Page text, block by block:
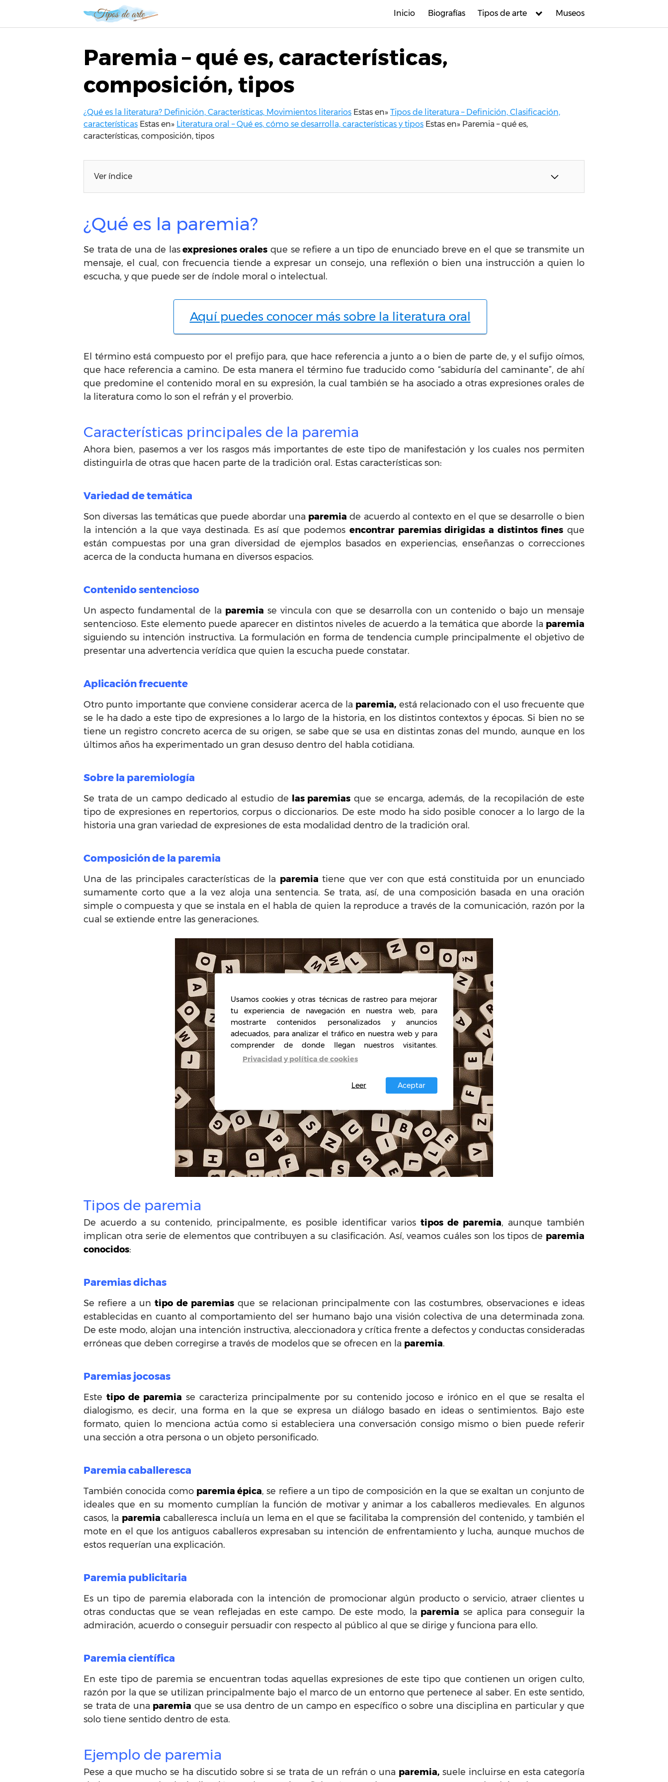
l
Inicio Biografías Tipos de arte Museos
Paremia – qué es, características,
composición, tipos
¿Qué es la literatura? Definición, Características, Movimientos literarios Estas en» Tipos de literatura – Definición, Clasificación,
características Estas en» Literatura oral – Qué es, cómo se desarrolla, características y tipos Estas en» Paremia – qué es,
características, composición, tipos
Ver índice
¿Qué es la paremia?
Se trata de una de lasexpresiones orales que se refiere a un tipo de enunciado breve en el que se transmite un
mensaje, el cual, con frecuencia tiende a expresar un consejo, una reflexión o bien una instrucción a quien lo
escucha, y que puede ser de índole moral o intelectual.
Aquí puedes conocer más sobre la literatura oral
El término está compuesto por el prefijo para, que hace referencia a junto a o bien de parte de, y el sufijo oímos,
que hace referencia a camino. De esta manera el término fue traducido como “sabiduría del caminante”, de ahí
que predomine el contenido moral en su expresión, la cual también se ha asociado a otras expresiones orales de
la literatura como lo son el refrán y el proverbio.
Características principales de la paremia
Ahora bien, pasemos a ver los rasgos más importantes de este tipo de manifestación y los cuales nos permiten
distinguirla de otras que hacen parte de la tradición oral. Estas características son:
Variedad de temática
Son diversas las temáticas que puede abordar una paremia de acuerdo al contexto en el que se desarrolle o bien
la intención a la que vaya destinada. Es así que podemosencontrar paremias dirigidas a distintos fines que
están compuestas por una gran diversidad de ejemplos basados en experiencias, enseñanzas o correcciones
acerca de la conducta humana en diversos espacios.
Contenido sentencioso
Un aspecto fundamental de la paremia se vincula con que se desarrolla con un contenido o bajo un mensaje
sentencioso. Este elemento puede aparecer en distintos niveles de acuerdo a la temática que aborde la paremia
siguiendo su intención instructiva. La formulación en forma de tendencia cumple principalmente el objetivo de
presentar una advertencia verídica que quien la escucha puede constatar.
Aplicación frecuente
Otro punto importante que conviene considerar acerca de la paremia, está relacionado con el uso frecuente que
se le ha dado a este tipo de expresiones a lo largo de la historia, en los distintos contextos y épocas. Si bien no se
tiene un registro concreto acerca de su origen, se sabe que se usa en distintas zonas del mundo, aunque en los
últimos años ha experimentado un gran desuso dentro del habla cotidiana.
Sobre la paremiología
Se trata de un campo dedicado al estudio de las paremias que se encarga, además, de la recopilación de este
tipo de expresiones en repertorios, corpus o diccionarios. De este modo ha sido posible conocer a lo largo de la
historia una gran variedad de expresiones de esta modalidad dentro de la tradición oral.
Composición de la paremia
Una de las principales características de la paremia tiene que ver con que está constituida por un enunciado
sumamente corto que a la vez aloja una sentencia. Se trata, así, de una composición basada en una oración
simple o compuesta y que se instala en el habla de quien la reproduce a través de la comunicación, razón por la
cual se extiende entre las generaciones.
Tipos de paremia
De acuerdo a su contenido, principalmente, es posible identificar varios tipos de paremia, aunque también
implican otra serie de elementos que contribuyen a su clasificación. Así, veamos cuáles son los tipos de paremia
conocidos:
Paremias dichas
Se refiere a untipo de paremiasque se relacionan principalmente con las costumbres, observaciones e ideas
establecidas en cuanto al comportamiento del ser humano bajo una visión colectiva de una determinada zona.
De este modo, alojan una intención instructiva, aleccionadora y crítica frente a defectos y conductas consideradas
erróneas que deben corregirse a través de modelos que se ofrecen en la paremia.
Paremias jocosas
Este tipo de paremia se caracteriza principalmente por su contenido jocoso e irónico en el que se resalta el
dialogismo, es decir, una forma en la que se expresa un diálogo basado en ideas o sentimientos. Bajo este
formato, quien lo menciona actúa como si estableciera una conversación consigo mismo o bien puede referir
una sección a otra persona o un objeto personificado.
Paremia caballeresca
También conocida como paremia épica, se refiere a un tipo de composición en la que se exaltan un conjunto de
ideales que en su momento cumplían la función de motivar y animar a los caballeros medievales. En algunos
casos, la paremia caballeresca incluía un lema en el que se facilitaba la comprensión del contenido, y también el
mote en el que los antiguos caballeros expresaban su intención de enfrentamiento y lucha, aunque muchos de
estos requerían una explicación.
Paremia publicitaria
Es un tipo de paremia elaborada con la intención de promocionar algún producto o servicio, atraer clientes u
otras conductas que se vean reflejadas en este campo. De este modo, la paremia se aplica para conseguir la
admiración, acuerdo o conseguir persuadir con respecto al público al que se dirige y funciona para ello.
Paremia científica
En este tipo de paremia se encuentran todas aquellas expresiones de este tipo que contienen un origen culto,
razón por la que se utilizan principalmente bajo el marco de un entorno que pertenece al saber. En este sentido,
se trata de una paremia que se usa dentro de un campo en específico o sobre una disciplina en particular y que
solo tiene sentido dentro de esta.
Ejemplo de paremia
Pese a que mucho se ha discutido sobre si se trata de un refrán o una paremia,suele incluirse en esta categoría
Usamos cookies y otras técnicas de rastreo para mejorar
tu experiencia de navegación en nuestra web, para
mostrarte contenidos personalizados y anuncios
adecuados, para analizar el tráfico en nuestra web y para
comprender de donde llegan nuestros visitantes.
Privacidad y política de cookies
Aceptar
Leer